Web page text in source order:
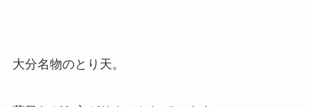
大分名物のとり天。